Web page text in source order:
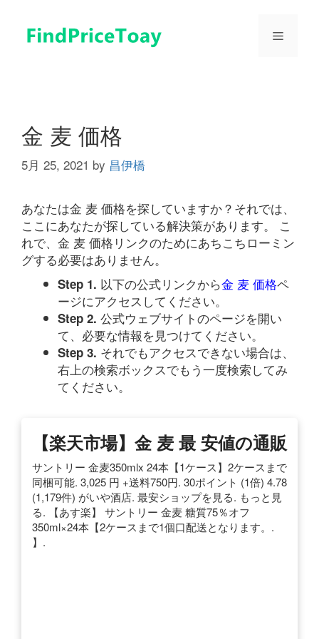
メ
金 麦 価格
5月 25, 2021 by 昌伊橋
あなたは金 麦 価格を探していますか？それでは、
ここにあなたが探している解決策があります。 こ
れで、金 麦 価格リンクのためにあちこちローミン
グする必要はありません。
Step 1. 以下の公式リンクから金 麦 価格ペ
ージにアクセスしてください。
Step 2. 公式ウェブサイトのページを開い
て、必要な情報を見つけてください。
Step 3. それでもアクセスできない場合は、
右上の検索ボックスでもう一度検索してみ
てください。
【楽天市場】金 麦 最 安値の通販
サントリー 金麦350mlx 24本【1ケース】2ケースまで
同梱可能. 3,025 円 +送料750円. 30ポイント (1倍) 4.78
(1,179件) がいや酒店. 最安ショップを見る. もっと見
る. 【あす楽】 サントリー 金麦 糖質75％オフ
350ml×24本【2ケースまで1個口配送となります。.
】.